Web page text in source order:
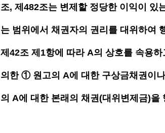
조, 제482조는 변제할 정당한 이익이 있
는 범위에서 채권자의 권리를 대위하여
제42조 제1항에 따라 A의 상호를 속용
의한 ① 원고의 A에 대한 구상금채권이
의 A에 대한 본래의 채권(대위변제금)을